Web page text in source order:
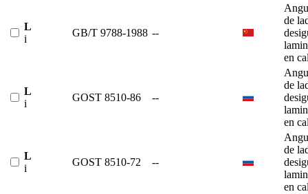
L
i
GB/T 9788-1988 --
de
en
L
i
GOST 8510-86 --
de
en
L
i
GOST 8510-72 --
de
en